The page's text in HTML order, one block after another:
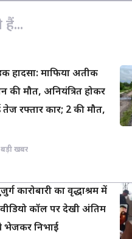
k
हादसा: माफिया अतीक
मौत, अनियंत्रित होकर
तेज रफ्तार कार; 2 की मौत,
बड़ी खबर
कारोबारी का वृद्धाश्रम में
कॉल पर देखी अंतिम
भेजकर निभाई